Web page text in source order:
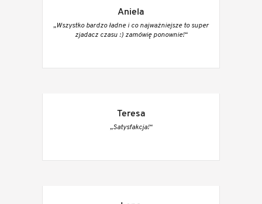
Aniela
„Wszystko bardzo ładne i co najważniejsze to super
zjadacz czasu :) zamówię ponownie!“
Teresa
„Satysfakcja!“